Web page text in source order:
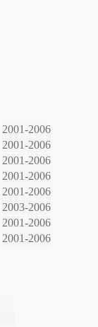
2001-2006
2001-2006
2001-2006
2001-2006
2001-2006
2003-2006
2001-2006
2001-2006